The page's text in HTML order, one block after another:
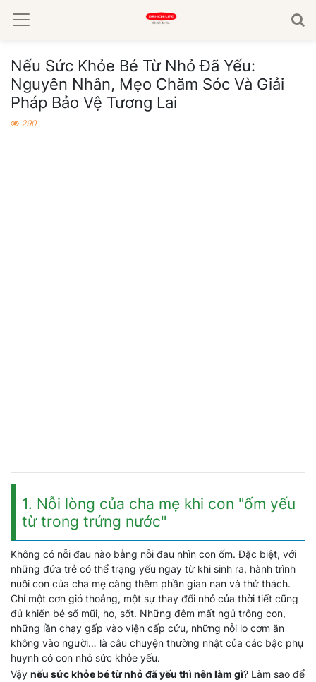
Nếu Sức Khỏe Bé Từ Nhỏ Đã Yếu:
Nguyên Nhân, Mẹo Chăm Sóc Và Giải
Pháp Bảo Vệ Tương Lai
290
1. Nỗi lòng của cha mẹ khi con "ốm yếu
từ trong trứng nước"
Không có nỗi đau nào bằng nỗi đau nhìn con ốm. Đặc biệt, với
những đứa trẻ có thể trạng yếu ngay từ khi sinh ra, hành trình
nuôi con của cha mẹ càng thêm phần gian nan và thử thách.
Chỉ một cơn gió thoảng, một sự thay đổi nhỏ của thời tiết cũng
đủ khiến bé sổ mũi, ho, sốt. Những đêm mất ngủ trông con,
những lần chạy gấp vào viện cấp cứu, những nỗi lo cơm ăn
không vào người… là câu chuyện thường nhật của các bậc phụ
huynh có con nhỏ sức khỏe yếu.
Vậy nếu sức khỏe bé từ nhỏ đã yếu thì nên làm gì? Làm sao để